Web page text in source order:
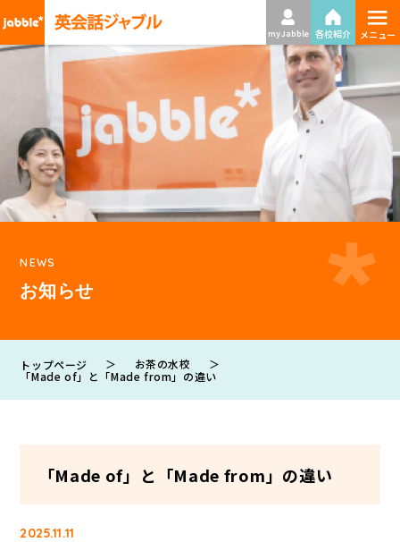
my Jabble 各校紹介 ≡
メニュー
NEWS
お知らせ
トップページ ＞ お茶の水校
＞
「Made of」と「Made from」の違い
「Made of」と「Made from」の違い
2025.11.11